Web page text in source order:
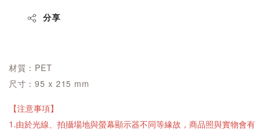
分享
材質：PET
尺寸：95 x 215 mm
【注意事項】
1.由於光線、拍攝場地與螢幕顯示器不同等緣故，商品照與實物會有